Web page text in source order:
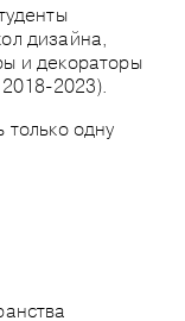
дизайна,
и декораторы
2023).
только одну